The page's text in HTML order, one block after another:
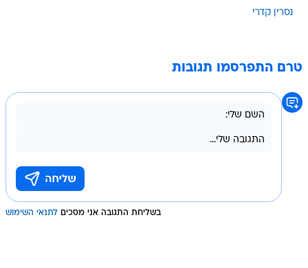
נסרין קדרי
טרם התפרסמו תגובות
בשליחת התגובה אני מסכים לתנאי השימוש